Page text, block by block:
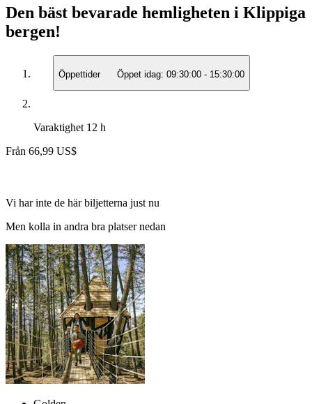
Den bäst bevarade hemligheten i Klippiga
bergen!
Öppettider Öppet idag: 09:30:00 - 15:30:00
Varaktighet 12 h
Från 66,99 US$
Vi har inte de här biljetterna just nu
Men kolla in andra bra platser nedan